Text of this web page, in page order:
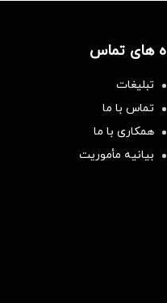
های تماس
تبلیغات
تماس با ما
همکاری با ما
بیانیه مأموریت